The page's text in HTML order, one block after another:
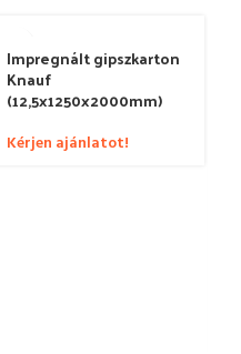
Impregnált gipszkarton
Knauf
(12,5x1250x2000mm)
Kérjen ajánlatot!